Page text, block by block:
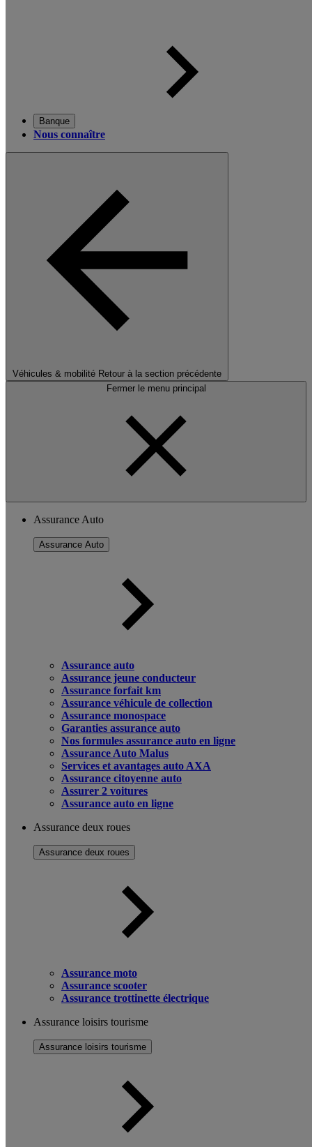
Banque
Nous connaître
Véhicules & mobilité Retour à la section précédente
Fermer le menu principal
Assurance Auto
Assurance Auto
Assurance auto
Assurance jeune conducteur
Assurance forfait km
Assurance véhicule de collection
Assurance monospace
Garanties assurance auto
Nos formules assurance auto en ligne
Assurance Auto Malus
Services et avantages auto AXA
Assurance citoyenne auto
Assurer 2 voitures
Assurance auto en ligne
Assurance deux roues
Assurance deux roues
Assurance moto
Assurance scooter
Assurance trottinette électrique
Assurance loisirs tourisme
Assurance loisirs tourisme